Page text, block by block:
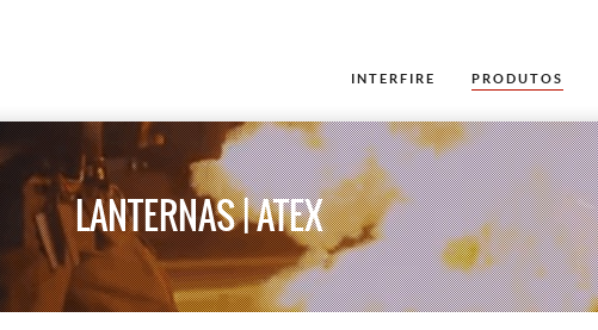
INTERFIRE PRODUTOS
LANTERNAS | ATEX